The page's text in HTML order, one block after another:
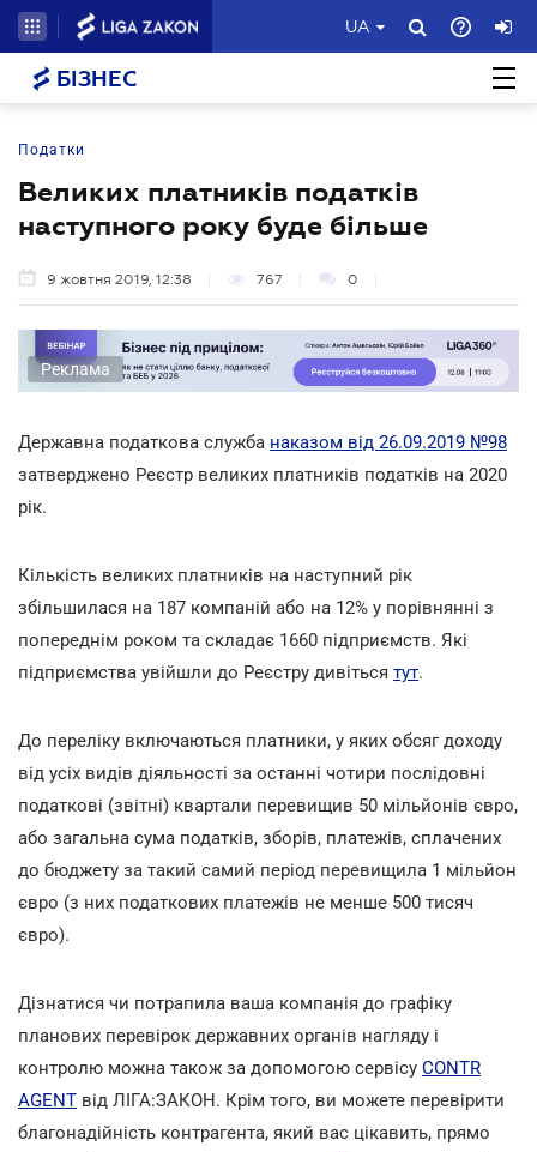
UA
БІЗНЕС
Податки
Великих платників податків
наступного року буде більше
9 жовтня 2019, 12:38 767 0
Реклама
Державна податкова служба наказом від 26.09.2019 №98
затверджено Реєстр великих платників податків на 2020
рік.
Кількість великих платників на наступний рік
збільшилася на 187 компаній або на 12% у порівнянні з
попереднім роком та складає 1660 підприємств. Які
підприємства увійшли до Реєстру дивіться тут.
До переліку включаються платники, у яких обсяг доходу
від усіх видів діяльності за останні чотири послідовні
податкові (звітні) квартали перевищив 50 мільйонів євро,
або загальна сума податків, зборів, платежів, сплачених
до бюджету за такий самий період перевищила 1 мільйон
євро (з них податкових платежів не менше 500 тисяч
євро).
Дізнатися чи потрапила ваша компанія до графіку
планових перевірок державних органів нагляду і
контролю можна також за допомогою сервісу CONTR
AGENT від ЛІГА:ЗАКОН. Крім того, ви можете перевірити
благонадійність контрагента, який вас цікавить, прямо